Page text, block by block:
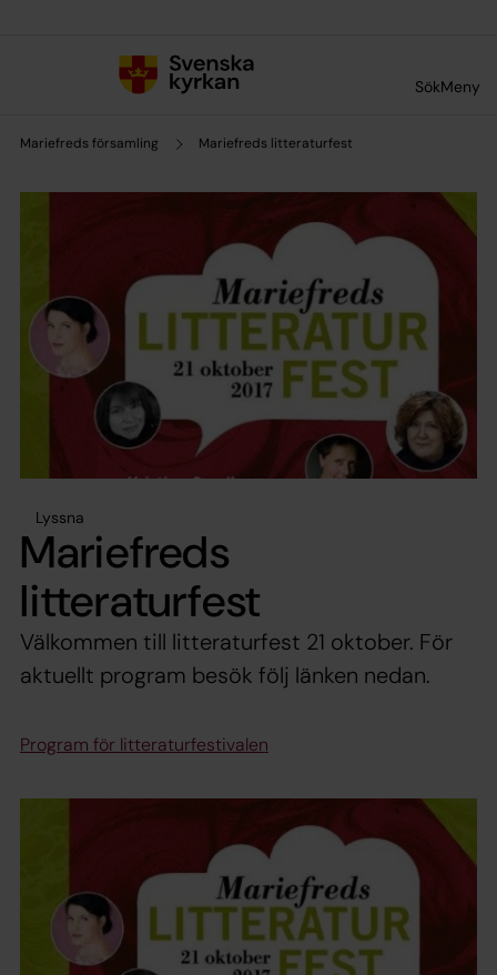
SökMeny
Mariefreds församling Mariefreds litteraturfest
Lyssna
Mariefreds
litteraturfest
Välkommen till litteraturfest 21 oktober. För
aktuellt program besök följ länken nedan.
Program för litteraturfestivalen